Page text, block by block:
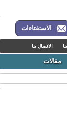
الاستفتاءات
الاتصال بنا
مقالات